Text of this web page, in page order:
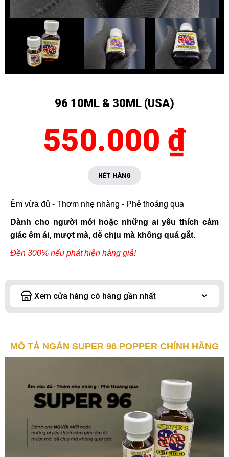
96 10ML & 30ML (USA)
550.000 ₫
HẾT HÀNG
Êm vừa đủ - Thơm nhẹ nhàng - Phê thoáng qua
Dành cho người mới hoặc những ai yêu thích cảm
giác êm ái, mượt mà, dễ chịu mà không quá gắt.
Đền 300% nếu phát hiện hàng giả!
MÔ TẢ NGẮN SUPER 96 POPPER CHÍNH HÃNG